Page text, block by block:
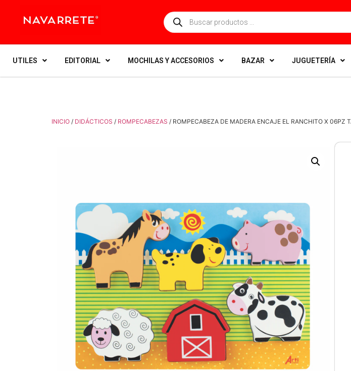
UTILES EDITORIAL MOCHILAS Y ACCESORIOS BAZAR JUGUETERÍA
INICIO / DIDÁCTICOS / ROMPECABEZAS / ROMPECABEZA DE MADERA ENCAJE EL RANCHITO X 06PZ